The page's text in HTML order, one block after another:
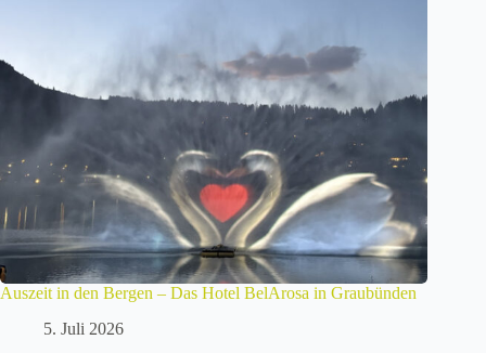
Auszeit in den Bergen – Das Hotel BelArosa in Graubünden
5. Juli 2026